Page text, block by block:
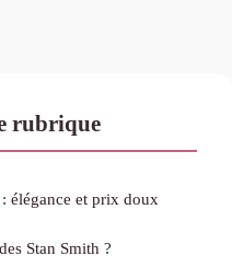
rubrique
élégance et prix doux
Stan Smith ?